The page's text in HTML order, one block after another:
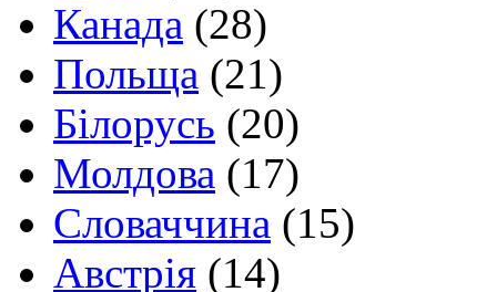
Канада (28)
Польща (21)
Білорусь (20)
Молдова (17)
Словаччина (15)
Австрія (14)